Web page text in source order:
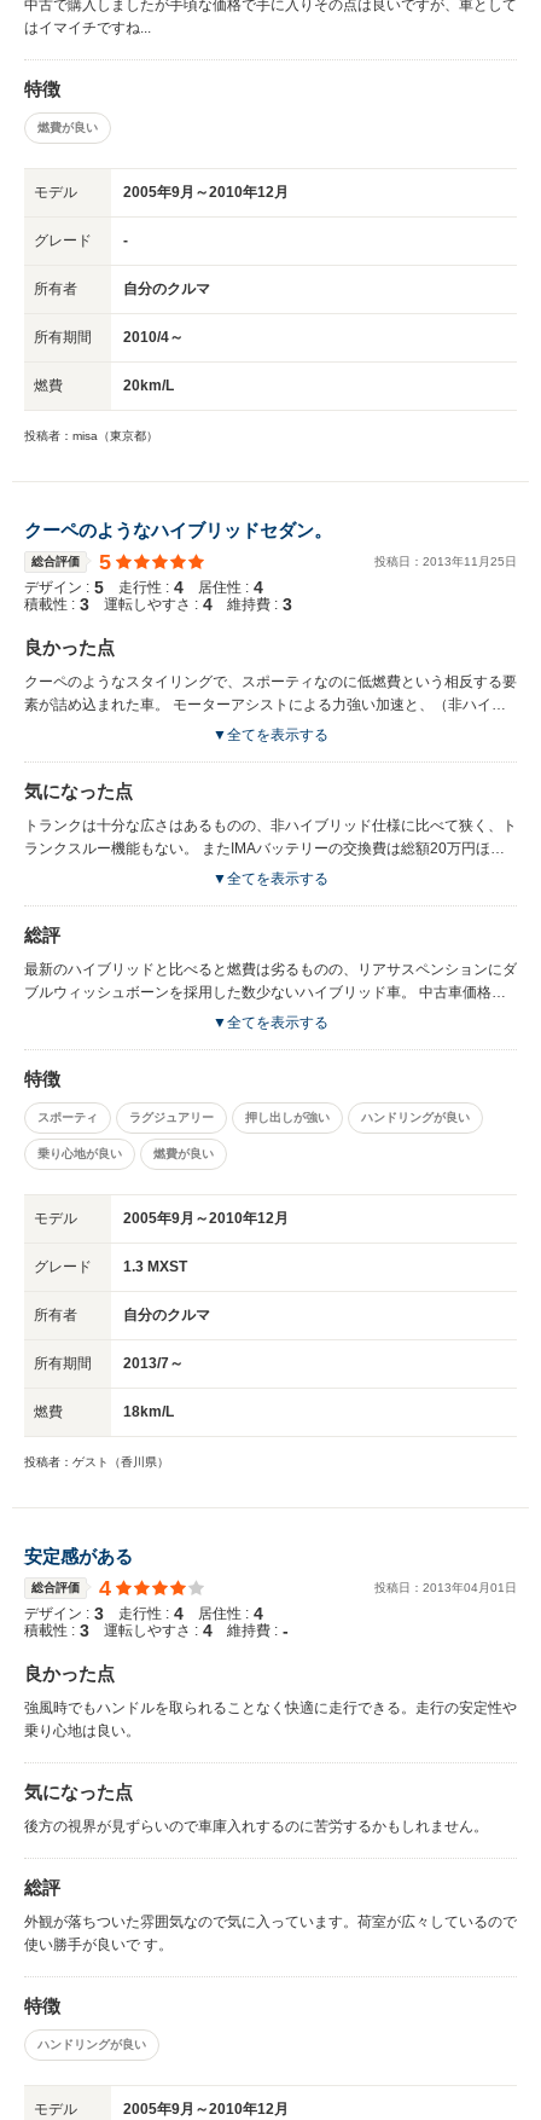
中古で購入しましたが手頃な価格で手に入りその点は良いですが、車として
はイマイチですね...
特徴
燃費が良い
モデル 2005年9月～2010年12月
グレード -
所有者 自分のクルマ
所有期間 2010/4～
燃費 20km/L
投稿者：misa（東京都）
クーペのようなハイブリッドセダン。
総合評価 5 投稿日： 2013年11 月25日
デザイン : 5 走行性 : 4 居住性 : 4
積載性 : 3 運転しやすさ : 4 維持費 : 3
良かった点
クーペのようなスタイリングで、スポーティなのに低燃費という相反する要
素が詰め込まれた車。 モーターアシストによる力強い加速と、（非ハイブ
リッド仕様と比較して）低燃費を両立している。 市街地は16km/L、高速道
盛られ、回転数を上げない限りはとても静か。
▼全てを表示する
気になった点
トランクは十分な広さはあるものの、非ハイブリッド仕様に比べて狭く、ト
ランクスルー機能もない。 またIMAバッテリーの交換費は総額20万円ほど
する模様。 中古車を購入される場合はIMAバッテリーの残り寿命に注意。
▼全てを表示する
総評
最新のハイブリッドと比べると燃費は劣るものの、リアサスペンションにダ
ブルウィッシュボーンを採用した数少ないハイブリッド車。 中古車価格も
割安なので、走りと燃費の両方を妥協したくない人には絶対おススメ。
▼全てを表示する
特徴
スポーティ ラグジュアリー 押し出しが強い ハンドリングが良い
乗り心地が良い 燃費が良い
モデル 2005年9月～2010年12月
グレード 1.3 MXST
所有者 自分のクルマ
所有期間 2013/7～
燃費 18km/L
投稿者：ゲスト（香川県）
安定感がある
総合評価 4 投稿日： 2013年04月01 日
デザイン : 3 走行性 : 4 居住性 : 4
積載性 : 3 運転しやすさ : 4 維持費 : -
良かった点
強風時でもハンドルを取られることなく快適に走行できる。走行の安定性や
乗り心地は良い。
気になった点
後方の視界が見ずらいので車庫入れするのに苦労するかもしれません。
総評
外観が落ちついた雰囲気なので気に入っています。荷室が広々しているので
使い勝手が良いで す。
特徴
ハンドリングが良い
モデル 2005年9月～2010年12月